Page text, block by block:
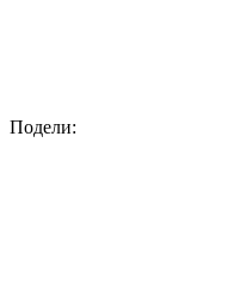
Подели: